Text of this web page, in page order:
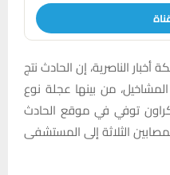
الناصرية، إن الحادث نتج
من بينها عجلة نوع
توفي في موقع الحادث
الثلاثة إلى المستشفى